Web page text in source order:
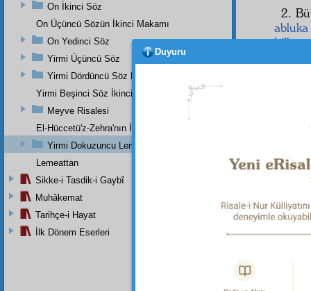
2.
abluka
ile
sâkin
On İkinci Söz
On Üçüncü Sözün İkinci Makamı
On Yedinci Söz
Yirmi Üçüncü Söz
Yirmi Dördüncü Söz Beşinci Dal
Yirmi Beşinci Söz İkinci Cilve
Meyve Risalesi
El-Hüccetü'z-Zehra'nın İkinci Makamı
Yirmi Dokuzuncu Lem'a İkinci Bab
Lemeattan
Sikke-i Tasdik-i Gaybî
Muhâkemat
Tarihçe-i Hayat
İlk Dönem Eserleri
Duyuru